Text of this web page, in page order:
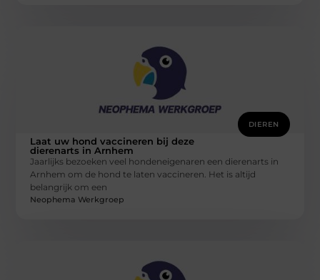
DIEREN
Laat uw hond vaccineren bij deze
dierenarts in Arnhem
Jaarlijks bezoeken veel hondeneigenaren een dierenarts in
Arnhem om de hond te laten vaccineren. Het is altijd
belangrijk om een
Neophema Werkgroep